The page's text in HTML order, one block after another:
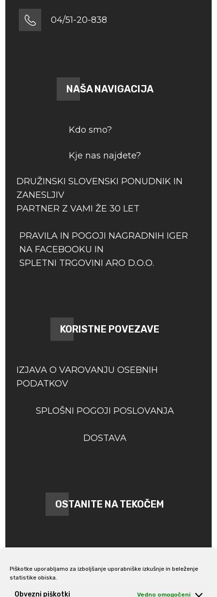
Piškotke uporabljamo za izboljšanje uporabniške izkušnje in beleženje
statistike obiska.
Obvezni piškotki Vedno omogočeni
04/51-20-838
NAŠA NAVIGACIJA
Kdo smo?
Kje nas najdete?
DRUŽINSKI SLOVENSKI PONUDNIK IN
ZANESLJIV
PARTNER Z VAMI ŽE 30 LET
PRAVILA IN POGOJI NAGRADNIH IGER
NA FACEBOOKU IN
SPLETNI TRGOVINI ARO D.O.O.
KORISTNE POVEZAVE
IZJAVA O VAROVANJU OSEBNIH
PODATKOV
SPLOŠNI POGOJI POSLOVANJA
DOSTAVA
OSTANITE NA TEKOČEM